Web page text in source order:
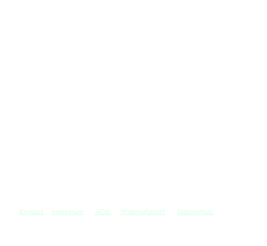
Kontakt Impressum AGB Widerrufsrecht Datenschutz